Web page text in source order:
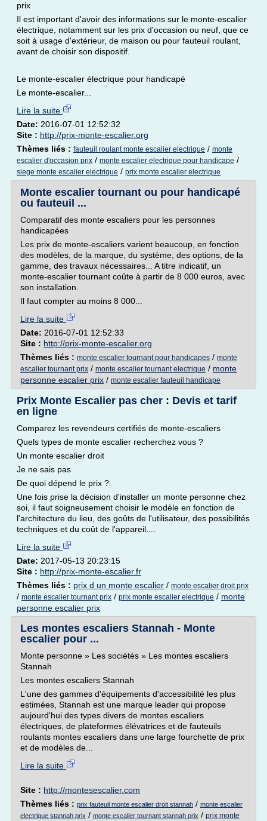
prix
Il est important d'avoir des informations sur le monte-escalier
électrique, notamment sur les prix d'occasion ou neuf, que ce
soit à usage d'extérieur, de maison ou pour fauteuil roulant,
avant de choisir son dispositif.
Le monte-escalier électrique pour handicapé
Le monte-escalier...
Lire la suite
Date: 2016-07-01 12:52:32
Site : http://prix-monte-escalier.org
Thèmes liés : fauteuil roulant monte escalier electrique / monte
escalier d'occasion prix / monte escalier electrique pour handicape /
siege monte escalier electrique / prix monte escalier electrique
Monte escalier tournant ou pour handicapé
ou fauteuil ...
Comparatif des monte escaliers pour les personnes
handicapées
Les prix de monte-escaliers varient beaucoup, en fonction
des modèles, de la marque, du système, des options, de la
gamme, des travaux nécessaires... A titre indicatif, un
monte-escalier tournant coûte à partir de 8 000 euros, avec
son installation.
Il faut compter au moins 8 000...
Lire la suite
Date: 2016-07-01 12:52:33
Site : http://prix-monte-escalier.org
Thèmes liés : monte escalier tournant pour handicapes / monte
escalier tournant prix / monte escalier tournant electrique / monte
personne escalier prix / monte escalier fauteuil handicape
Prix Monte Escalier pas cher : Devis et tarif
en ligne
Comparez les revendeurs certifiés de monte-escaliers
Quels types de monte escalier recherchez vous ?
Un monte escalier droit
Je ne sais pas
De quoi dépend le prix ?
Une fois prise la décision d'installer un monte personne chez
soi, il faut soigneusement choisir le modèle en fonction de
l'architecture du lieu, des goûts de l'utilisateur, des possibilités
techniques et du coût de l'appareil....
Lire la suite
Date: 2017-05-13 20:23:15
Site : http://prix-monte-escalier.fr
Thèmes liés : prix d un monte escalier / monte escalier droit prix
/ monte escalier tournant prix / prix monte escalier electrique / monte
personne escalier prix
Les montes escaliers Stannah - Monte
escalier pour ...
Monte personne » Les sociétés » Les montes escaliers
Stannah
Les montes escaliers Stannah
L'une des gammes d'équipements d'accessibilité les plus
estimées, Stannah est une marque leader qui propose
aujourd'hui des types divers de montes escaliers
électriques, de plateformes élévatrices et de fauteuils
roulants montes escaliers dans une large fourchette de prix
et de modèles de...
Lire la suite
Site : http://montesescalier.com
Thèmes liés : prix fauteuil monte escalier droit stannah / monte escalier
electrique stannah prix / monte escalier tournant stannah prix / prix monte